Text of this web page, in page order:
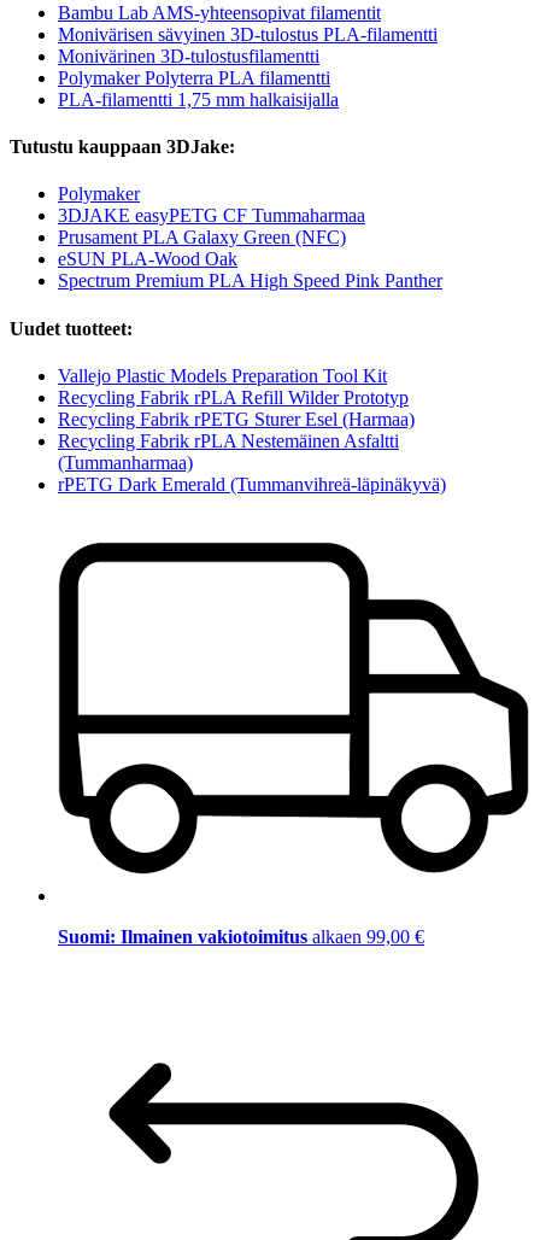
Bambu Lab AMS-yhteensopivat filamentit
Monivärisen sävyinen 3D-tulostus PLA-filamentti
Monivärinen 3D-tulostusfilamentti
Polymaker Polyterra PLA filamentti
PLA-filamentti 1,75 mm halkaisijalla
Tutustu kauppaan 3DJake:
Polymaker
3DJAKE easyPETG CF Tummaharmaa
Prusament PLA Galaxy Green (NFC)
eSUN PLA-Wood Oak
Spectrum Premium PLA High Speed Pink Panther
Uudet tuotteet:
Vallejo Plastic Models Preparation Tool Kit
Recycling Fabrik rPLA Refill Wilder Prototyp
Recycling Fabrik rPETG Sturer Esel (Harmaa)
Recycling Fabrik rPLA Nestemäinen Asfaltti
(Tummanharmaa)
rPETG Dark Emerald (Tummanvihreä-läpinäkyvä)
Suomi: Ilmainen vakiotoimitus alkaen 99,00 €